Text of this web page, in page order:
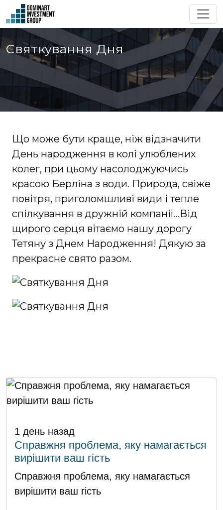
Святкування Дня
Що може бути краще, ніж відзначити
День народження в колі улюблених
колег, при цьому насолоджуючись
красою Берліна з води. Природа, свіже
повітря, приголомшливі види і тепле
спілкування в дружній компанії...Від
щирого серця вітаємо нашу дорогу
Тетяну з Днем Народження! Дякую за
прекрасне свято разом.
1 день назад
Справжня проблема, яку намагається
вирішити ваш гість
Справжня проблема, яку намагається
вирішити ваш гість